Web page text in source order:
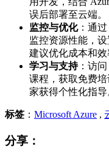
误后部署至云端。
监控与优化：通过
监控资源性能，
建议优化成本和效
学习与支持：访问
课程，获取免费
家获得个性化指导
标签 ： Microsoft Azure ,
分享：